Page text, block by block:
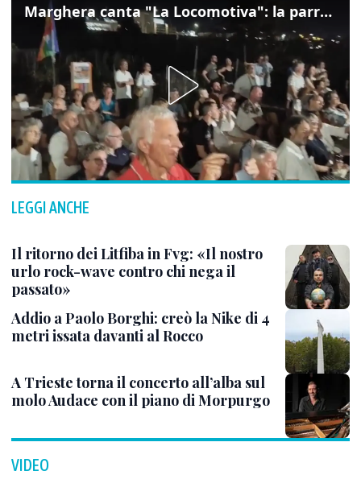
Marghera canta "La Locomotiva": la parrocchia della Cita ricorda Guccini
LEGGI ANCHE
Il ritorno dei Litfiba in Fvg: «Il nostro
urlo rock-wave contro chi nega il
passato»
Addio a Paolo Borghi: creò la Nike di 4
metri issata davanti al Rocco
A Trieste torna il concerto all’alba sul
molo Audace con il piano di Morpurgo
VIDEO